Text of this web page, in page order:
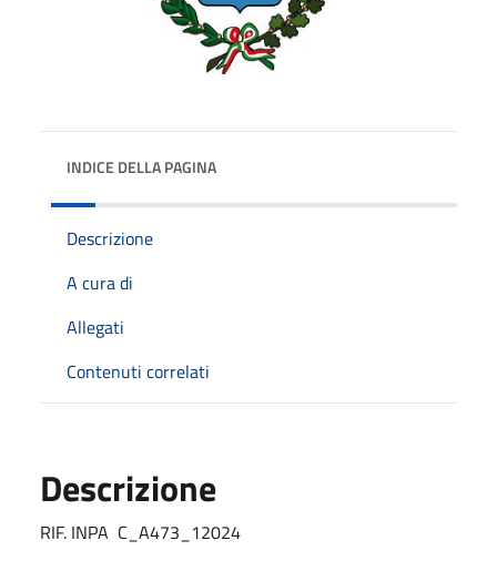
INDICE DELLA PAGINA
Descrizione
A cura di
Allegati
Contenuti correlati
Descrizione
RIF. INPA C_A473_12024